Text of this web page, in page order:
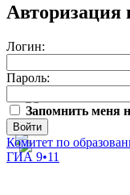
Авторизация
Логин:
Пароль:
Запомнить меня
Войти
Комитет по
ГИА 9•11